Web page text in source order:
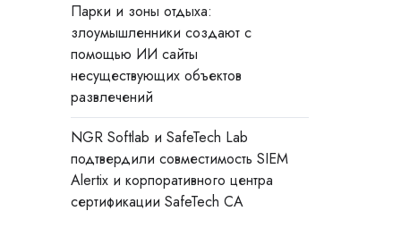
Парки и зоны отдыха:
злоумышленники создают с
помощью ИИ сайты
несуществующих объектов
развлечений
NGR Softlab и SafeTech Lab
подтвердили совместимость SIEM
Alertix и корпоративного центра
сертификации SafeTech CA